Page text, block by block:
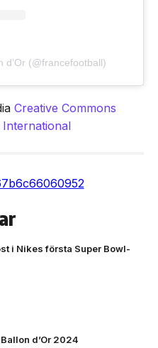
d’Or (@francefootball)
Creative Commons
i Nikes första Super Bowl-
d’Or 2024